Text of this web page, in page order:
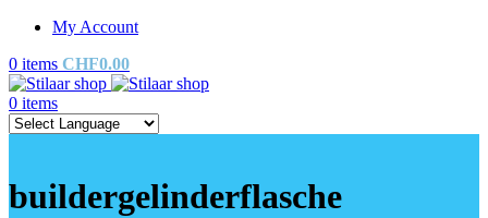
My Account
0 items CHF0.00
0 items
buildergelinderflasche